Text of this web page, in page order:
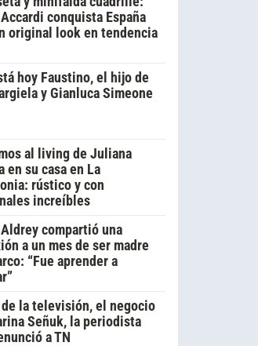
conquista España
original look en tendencia
hoy Faustino, el hijo de
y Gianluca Simeone
al living de Juliana
en su casa en La
rústico y con
increíbles
compartió una
a un mes de ser madre
“Fue aprender a
la televisión, el negocio
Señuk, la periodista
a TN